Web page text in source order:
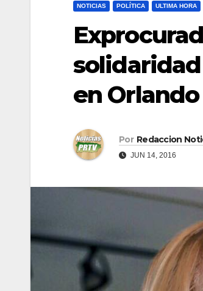
NOTICIAS POLÍTICA ULTIMA HORA
en Orlando
Por Redaccion
JUN 14, 2016